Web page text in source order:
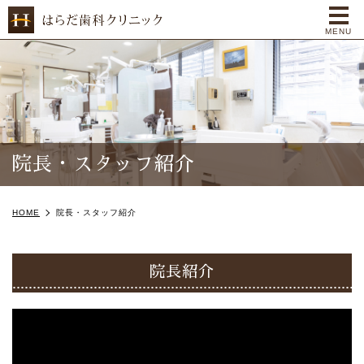
MENU
院長・スタッフ紹介
HOME 院長・スタッフ紹介
院長紹介